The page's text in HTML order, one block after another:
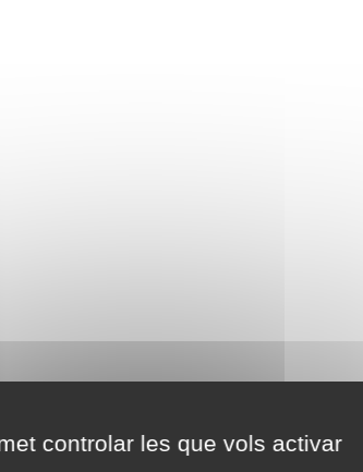
controlar les que vols activar